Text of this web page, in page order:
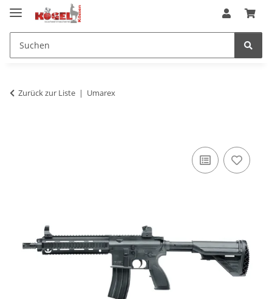
Zurück zur Liste Umarex